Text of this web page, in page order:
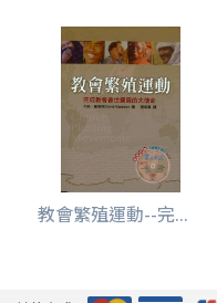
教會繁殖運動--完...